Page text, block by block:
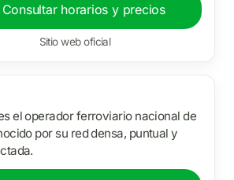
Consultar horarios y precios
Sitio web oficial
el operador ferroviario nacional de
por su red densa, puntual y